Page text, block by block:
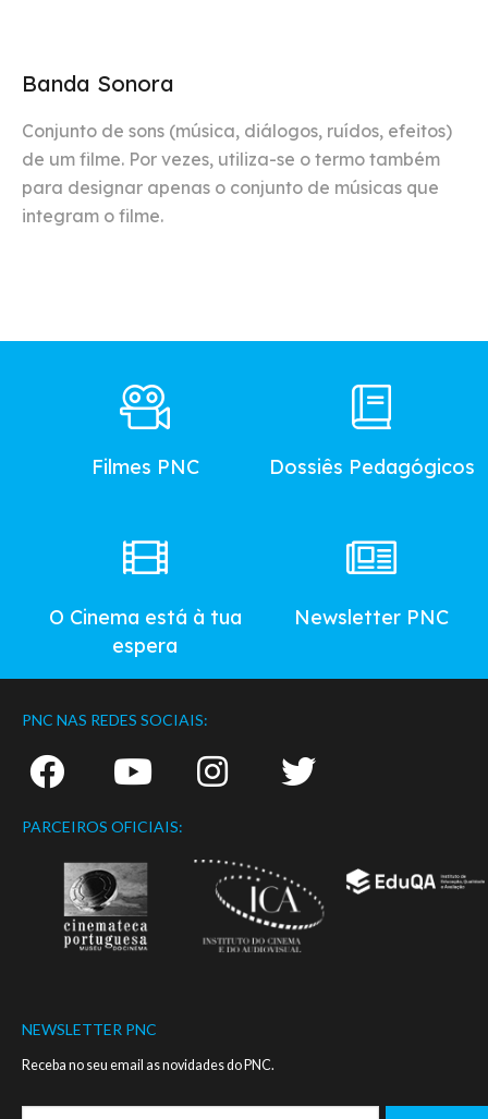
Banda Sonora
Conjunto de sons (música, diálogos, ruídos, efeitos)
de um filme. Por vezes, utiliza-se o termo também
para designar apenas o conjunto de músicas que
integram o filme.
Filmes PNC Dossiês Pedagógicos
O Cinema está à tua
espera
Newsletter PNC
PNC NAS REDES SOCIAIS:
PARCEIROS OFICIAIS:
NEWSLETTER PNC
Receba no seu email as novidades do PNC.